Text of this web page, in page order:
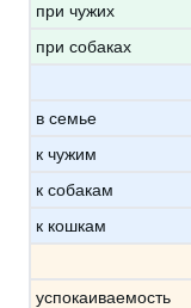
при чужих
при собаках
в семье
к чужим
к собакам
к кошкам
успокаиваемость